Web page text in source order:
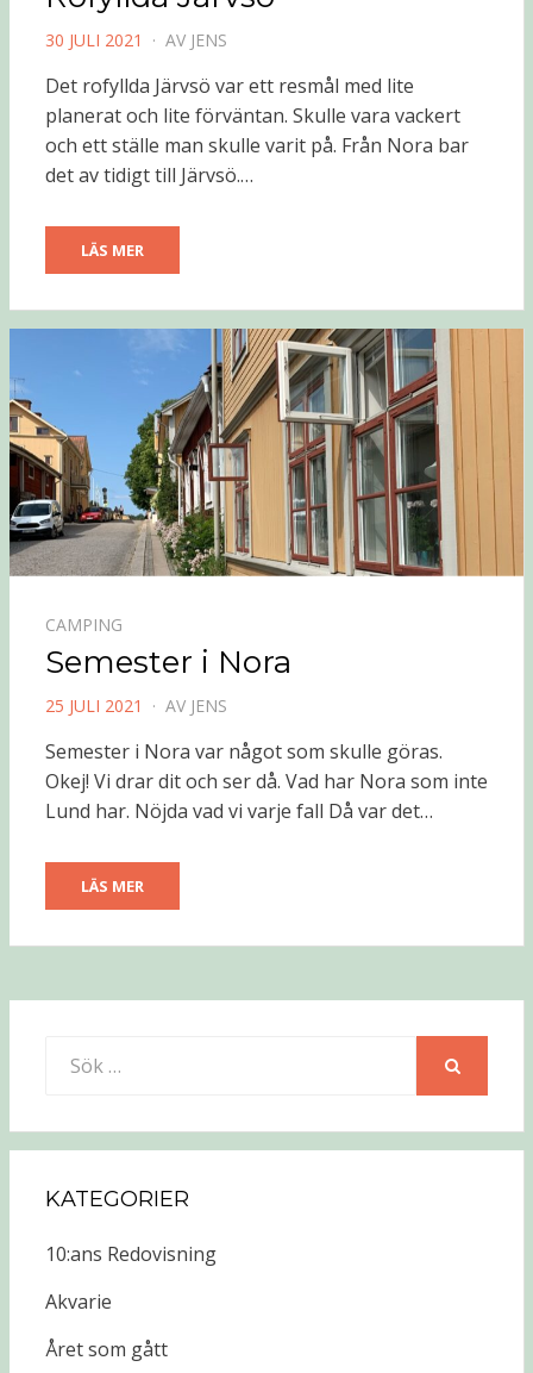
PUBLICERAD
30 JULI 2021 AV JENS
Det rofyllda Järvsö var ett resmål med lite
planerat och lite förväntan. Skulle vara vackert
och ett ställe man skulle varit på. Från Nora bar
det av tidigt till Järvsö.…
LÄS MER
CAMPING
Semester i Nora
PUBLICERAD
25 JULI 2021 AV JENS
Semester i Nora var något som skulle göras.
Okej! Vi drar dit och ser då. Vad har Nora som inte
Lund har. Nöjda vad vi varje fall Då var det…
LÄS MER
efter:
KATEGORIER
10:ans Redovisning
Akvarie
Året som gått